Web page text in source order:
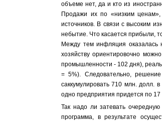
объеме нет, да и кто из
Продажи их по «низким
источников. В связи с высоким
небытие. Что касается прибыли,
Между тем инфляция оказалась
хозяйству ориентировочно
промышленности - 102 дня),
= 5%). Следовательно,
саккумулировать 710 млн. долл.
одно предприятия придется
Так надо ли затевать
программа, в результате